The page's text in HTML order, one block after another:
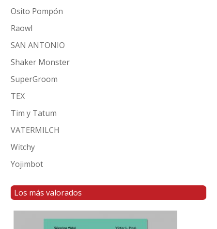
Osito Pompón
Raowl
SAN ANTONIO
Shaker Monster
SuperGroom
TEX
Tim y Tatum
VATERMILCH
Witchy
Yojimbot
Los más valorados